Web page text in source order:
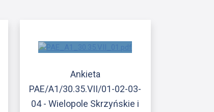
Ankieta
PAE/A1/30.35.VII/01-02-03-
04 - Wielopole Skrzyńskie i